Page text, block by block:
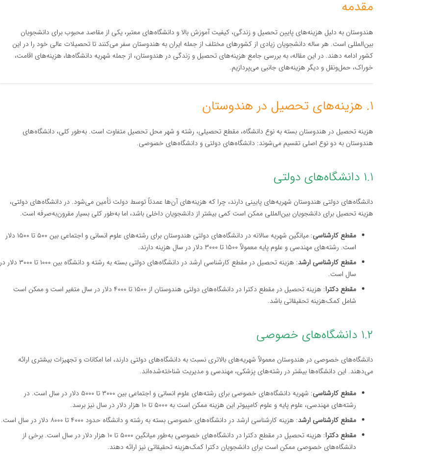
مقدمه
هندوستان به دلیل هزینه‌های پایین تحصیل و زندگی، کیفیت آموزش بالا و دانشگاه‌های معتبر، یکی از مقاصد محبوب برای دانشجویان
بین‌المللی است. هر ساله دانشجویان زیادی از کشورهای مختلف از جمله ایران به هندوستان سفر می‌کنند تا تحصیلات عالی خود را در این
کشور ادامه دهند. در این مقاله، به بررسی جامع هزینه‌های تحصیل و زندگی در هندوستان، از جمله شهریه دانشگاه‌ها، هزینه‌های اقامت،
خوراک، حمل‌ونقل و دیگر هزینه‌های جانبی می‌پردازیم.
۱. هزینه‌های تحصیل در هندوستان
هزینه تحصیل در هندوستان بسته به نوع دانشگاه، مقطع تحصیلی، رشته و شهر محل تحصیل متفاوت است. به‌طور کلی، دانشگاه‌های
هندوستان به دو نوع اصلی تقسیم می‌شوند: دانشگاه‌های دولتی و دانشگاه‌های خصوصی.
۱.۱ دانشگاه‌های دولتی
دانشگاه‌های دولتی هندوستان شهریه‌های پایینی دارند، چرا که هزینه‌های آن‌ها عمدتاً توسط دولت تأمین می‌شود. در دانشگاه‌های دولتی،
هزینه تحصیل برای دانشجویان بین‌المللی ممکن است کمی بیشتر از دانشجویان داخلی باشد، اما به‌طور کلی بسیار مقرون‌به‌صرفه است.
مقطع کارشناسی
: میانگین شهریه سالانه در دانشگاه‌های دولتی هندوستان برای رشته‌های علوم انسانی و اجتماعی بین ۵۰۰ تا ۱۵۰۰ دلار
است. رشته‌های مهندسی و علوم پایه معمولاً ۱۵۰۰ تا ۳۰۰۰ دلار در سال هزینه دارند.
مقطع کارشناسی ارشد
: هزینه تحصیل در مقطع کارشناسی ارشد در دانشگاه‌های دولتی بسته به رشته و دانشگاه بین ۱۰۰۰ تا ۳۰۰۰ دلار در
سال است.
مقطع دکترا
: هزینه تحصیل در مقطع دکترا در دانشگاه‌های دولتی هندوستان از ۱۵۰۰ تا ۴۰۰۰ دلار در سال متغیر است و ممکن است
شامل کمک‌هزینه تحقیقاتی باشد.
۱.۲ دانشگاه‌های خصوصی
دانشگاه‌های خصوصی در هندوستان معمولاً شهریه‌های بالاتری نسبت به دانشگاه‌های دولتی دارند، اما امکانات و تجهیزات بیشتری ارائه
می‌دهند. این دانشگاه‌ها بیشتر در رشته‌های پزشکی، مهندسی و مدیریت شناخته‌شده‌اند.
مقطع کارشناسی
: شهریه دانشگاه‌های خصوصی برای رشته‌های علوم انسانی و اجتماعی بین ۳۰۰۰ تا ۵۰۰۰ دلار در سال است. در
رشته‌های مهندسی، علوم پایه و علوم کامپیوتر این هزینه ممکن است به ۵۰۰۰ تا ۱۰ هزار دلار در سال نیز برسد.
مقطع کارشناسی ارشد: هزینه کارشناسی ارشد در دانشگاه‌های خصوصی بسته به رشته و دانشگاه حدود ۴۰۰۰ تا ۸۰۰۰ دلار در سال است.
مقطع دکترا
: هزینه تحصیل در مقطع دکترا در دانشگاه‌های خصوصی به‌طور میانگین ۵۰۰۰ تا ۱۰ هزار دلار در سال است. برخی از
دانشگاه‌های خصوصی ممکن است برای دانشجویان دکترا کمک‌هزینه تحقیقاتی نیز ارائه دهند.